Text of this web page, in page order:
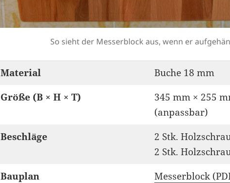
So sieht der Messerblock aus, wenn er
Material
Buche 18 mm
Größe (B × H × T)
345 mm × 255
(anpassbar)
Beschläge
2 Stk.
2 Stk.
Bauplan
Messerblock